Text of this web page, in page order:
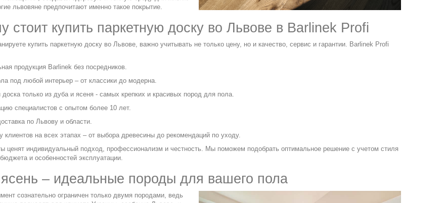
львовяне предпочитают именно такое покрытие.
стоит купить паркетную доску во Львове в Barlinek Profi
купить паркетную доску во Львове, важно учитывать не только цену, но и качество, сервис и гарантии. Barlinek Profi
продукция Barlinek без посредников.
под любой интерьер – от классики до модерна.
доска только из дуба и ясеня - самых крепких и красивых пород для пола.
специалистов с опытом более 10 лет.
по Львову и области.
клиентов на всех этапах – от выбора древесины до рекомендаций по уходу.
ценят индивидуальный подход, профессионализм и честность. Мы поможем подобрать оптимальное решение с учетом стиля
и особенностей эксплуатации.
– идеальные породы для вашего пола
сознательно ограничен только двумя породами, ведь